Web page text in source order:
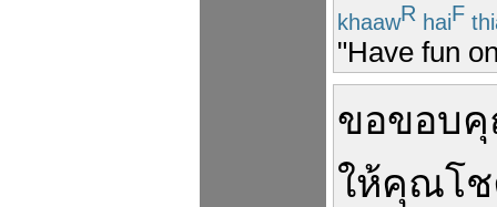
khaawR haiF
"Have fun
ขอขอบ
ให้คุณโ